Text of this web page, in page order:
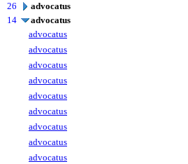
26
advocatus
14
advocatus
advocatus
advocatus
advocatus
advocatus
advocatus
advocatus
advocatus
advocatus
advocatus